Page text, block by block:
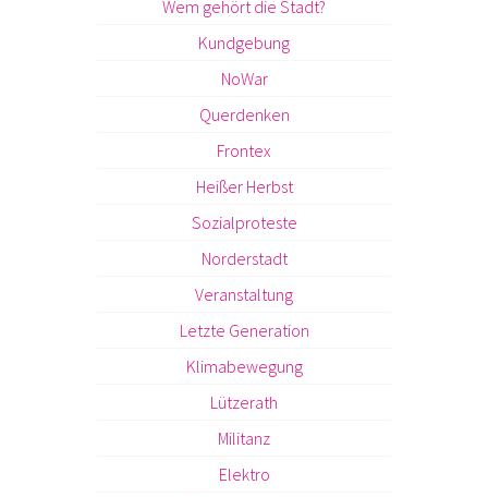
Wem gehört die Stadt?
Kundgebung
NoWar
Querdenken
Frontex
Heißer Herbst
Sozialproteste
Norderstadt
Veranstaltung
Letzte Generation
Klimabewegung
Lützerath
Militanz
Elektro